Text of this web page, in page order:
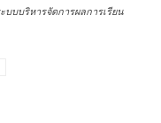
บบริหารจัดการผลการเรียน